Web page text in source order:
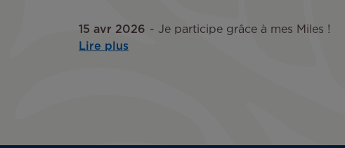
15 avr 2026
Je participe grâce à mes Miles !
Lire plus